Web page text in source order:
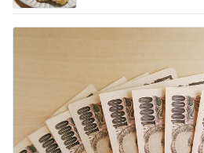
3千円のソフトに悩む息子の姿勢